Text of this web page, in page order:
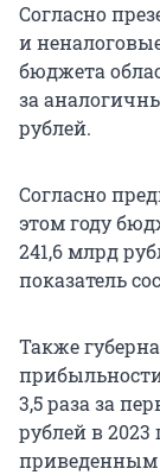
Согласно
и
бюджета
за
рублей.
Согласно
этом году
241,6 млрд
показатель
Также
3,5 раза за
рублей в 2023
приведенным